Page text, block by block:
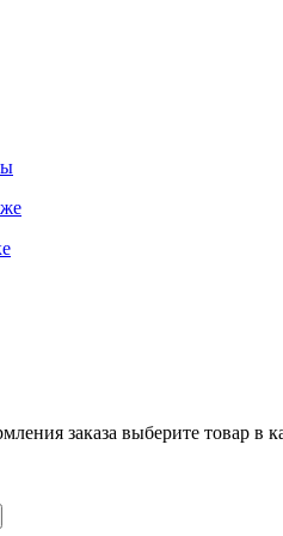
заказа выберите товар в